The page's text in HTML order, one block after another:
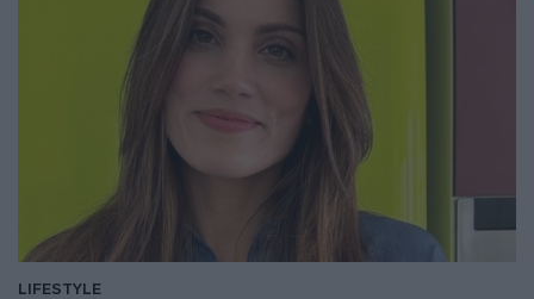
LIFESTYLE